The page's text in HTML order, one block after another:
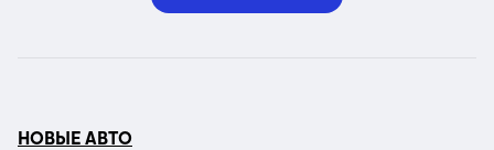
НОВЫЕ АВТО